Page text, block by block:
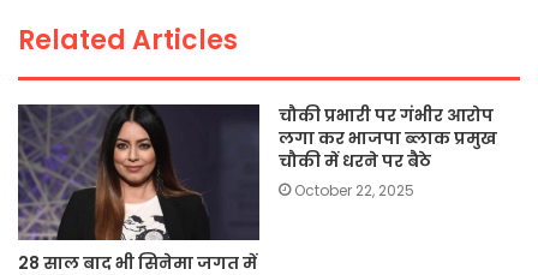
k
Related Articles
28 साल बाद भी सिनेमा जगत में
चौकी प्रभारी पर गंभीर आरोप
लगा कर भाजपा ब्लाक प्रमुख
चौकी में धरने पर बैठे
October 22, 2025